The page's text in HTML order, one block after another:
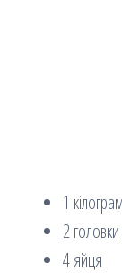
1
2 головки
4 яйця